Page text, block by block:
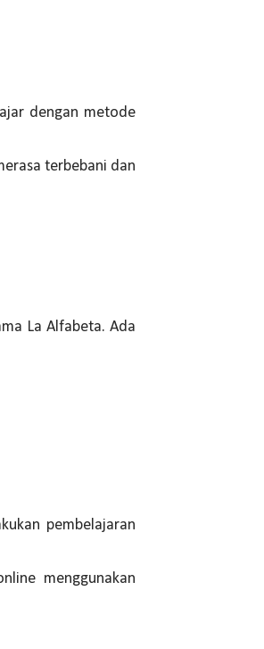
dengan metode
terbebani dan
La Alfabeta. ⁣⁣⁣⁣Ada
pembelajaran
menggunakan